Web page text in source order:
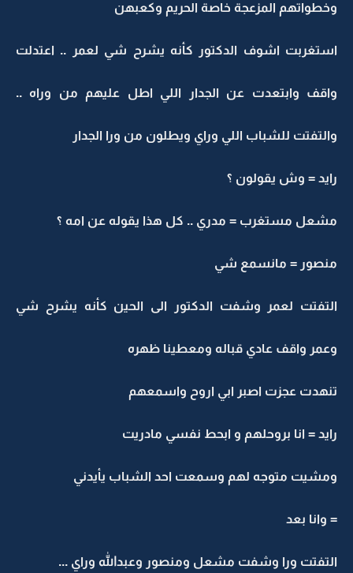
وخطواتهم المزعجة خاصة الحريم وكعبهن
استغربت اشوف الدكتور كأنه يشرح شي لعمر .. اعتدلت
واقف وابتعدت عن الجدار اللي اطل عليهم من وراه ..
والتفتت للشباب اللي وراي ويطلون من ورا الجدار
رايد = وش يقولون ؟
مشعل مستغرب = مدري .. كل هذا يقوله عن امه ؟
منصور = مانسمع شي
التفتت لعمر وشفت الدكتور الى الحين كأنه يشرح شي
وعمر واقف عادي قباله ومعطينا ظهره
تنهدت عجزت اصبر ابي اروح واسمعهم
رايد = انا بروحلهم و ابحط نفسي مادريت
ومشيت متوجه لهم وسمعت احد الشباب يأيدني
= وانا بعد
التفتت ورا وشفت مشعل ومنصور وعبدالله وراي ...